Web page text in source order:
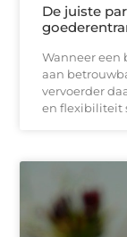
De juiste
Wanneer een
aan
vervoerder
en flexibiliteit